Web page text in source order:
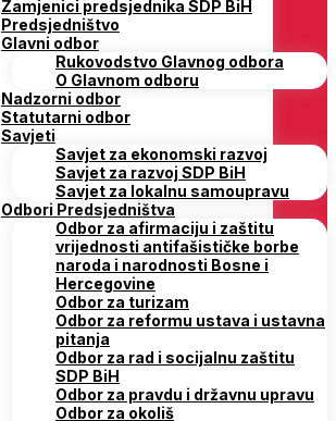
Zamjenici predsjednika SDP BiH
Predsjedništvo
Glavni odbor
Rukovodstvo Glavnog odbora
O Glavnom odboru
Nadzorni odbor
Statutarni odbor
Savjeti
Savjet za ekonomski razvoj
Savjet za razvoj SDP BiH
Savjet za lokalnu samoupravu
Odbori Predsjedništva
Odbor za afirmaciju i zaštitu
vrijednosti antifašističke borbe
naroda i narodnosti Bosne i
Hercegovine
Odbor za turizam
Odbor za reformu ustava i ustavna
pitanja
Odbor za rad i socijalnu zaštitu
SDP BiH
Odbor za pravdu i državnu upravu
Odbor za okoliš